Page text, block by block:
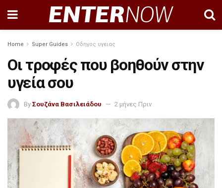
Home Super Guides Οδηγος υγειας
Οι τροφές που βοηθούν στην
υγεία σου
By Σουζάνα Βασιλειάδου 2 μήνες Πριν